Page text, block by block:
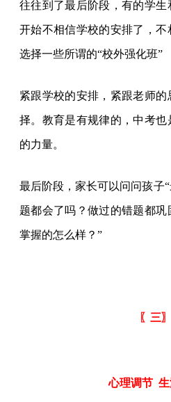
往往到了最后阶段，有的学
开始不相信学校的安排了，
选择一些所谓的“校外强化班”
紧跟学校的安排，紧跟老师
择。教育是有规律的，中考
的力量。
最后阶段，家长可以问问孩子
题都会了吗？做过的错题都
掌握的怎么样？”
〖三〗
心理调节